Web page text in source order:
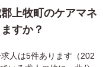
上牧町のケアマネ
すか？
人は5件あります（202